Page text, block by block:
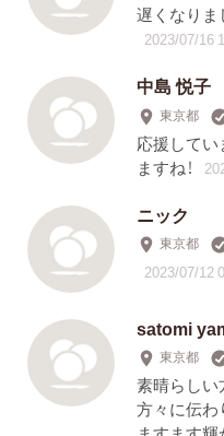
遅くなりま
2023/07/16
中島 悦子
東京都
応援してい
ますね！
ニック
東京都
2023/07/12
satomi
東京都
素晴らしい
方々に伝わ